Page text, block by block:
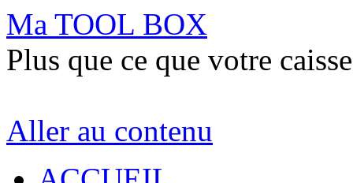
Ma TOOL BOX
Plus que ce que votre
Aller au contenu